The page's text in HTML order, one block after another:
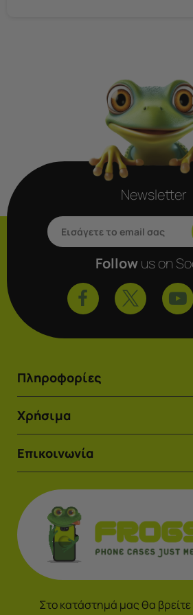
Newsletter
Followus on
Πληροφορίες
Χρήσιμα
Επικοινωνία
Στο κατάστημά μας θα